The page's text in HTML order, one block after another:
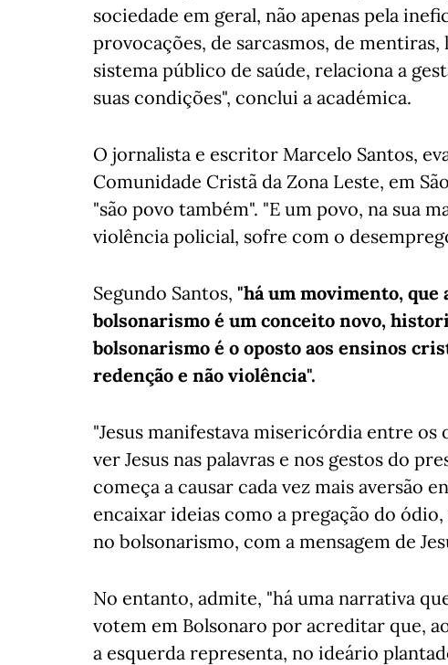
sociedade em geral, não apenas pela
provocações, de sarcasmos, de
sistema público de saúde, relaciona a
suas condições", conclui a académica.
O jornalista e escritor Marcelo Santos,
Comunidade Cristã da Zona Leste, em
"são povo também". "E um povo, na sua
violência policial, sofre com o
Segundo Santos, "há um movimento,
bolsonarismo é um conceito novo,
bolsonarismo é o oposto aos ensinos
redenção e não violência".
"Jesus manifestava misericórdia entre
ver Jesus nas palavras e nos gestos do
começa a causar cada vez mais aversão
encaixar ideias como a pregação do
no bolsonarismo, com a mensagem de
No entanto, admite, "há uma narrativa
votem em Bolsonaro por acreditar que,
a esquerda representa, no ideário